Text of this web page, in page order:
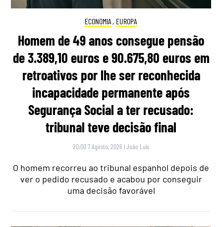
ECONOMIA , EUROPA
Homem de 49 anos consegue pensão
de 3.389,10 euros e 90.675,80 euros em
retroativos por lhe ser reconhecida
incapacidade permanente após
Segurança Social a ter recusado:
tribunal teve decisão final
20:00 7 Agosto, 2026 |João Luís
O homem recorreu ao tribunal espanhol depois de
ver o pedido recusado e acabou por conseguir
uma decisão favorável